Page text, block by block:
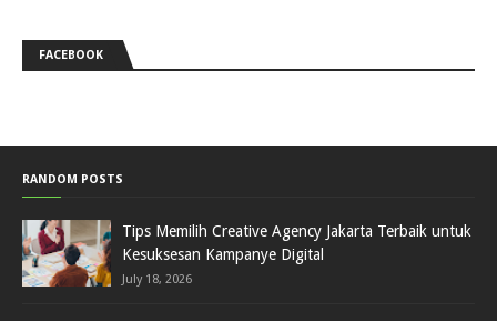
FACEBOOK
RANDOM POSTS
Tips Memilih Creative Agency Jakarta Terbaik untuk
Kesuksesan Kampanye Digital
July 18, 2026